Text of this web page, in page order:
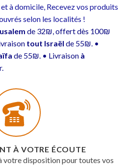
à domicile, Recevez vos produits
selon les localités !
de 32₪, offert dès 100₪
tout Israël de 55₪. •
de 55₪. • Livraison à
À VOTRE ÉCOUTE
votre disposition pour toutes vos